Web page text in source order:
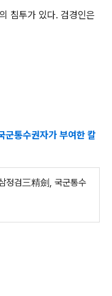
침투가 있다. 검경인은
통수권자가 부여한 칼
정검三精劍, 국군통수